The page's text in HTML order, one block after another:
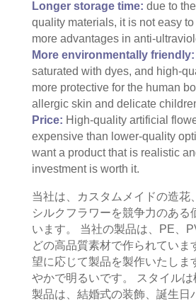
Longer storage time: due to
quality materials, it is not easy
more advantages in anti-
More environmentally friendly:
saturated with dyes, and high-
more protective for the human
allergic skin and delicate
Price: High-quality artificial
expensive than lower-quality
want a product that is realistic
investment is worth it.
当社は、カスタムメイドの造花、
シルクフラワーを競争力のある
います。 当社の製品は、PE、
どの高品質素材で作られていま
望に応じて製品を製作いたしま
やかで明るいです。 スタイルは
製品は、結婚式の装飾、誕生日